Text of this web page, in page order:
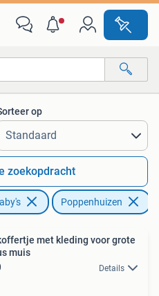
op
zoekopdracht
Poppenhuizen
met kleding voor grote
muis
Details